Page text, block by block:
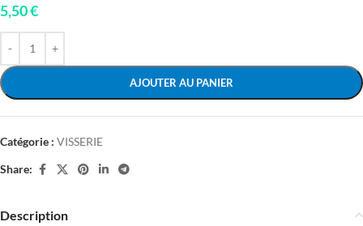
5,50€
AJOUTER AU PANIER
Catégorie : VISSERIE
Share:
Description